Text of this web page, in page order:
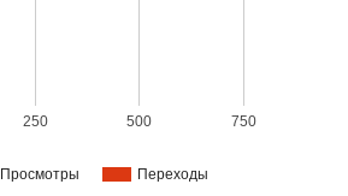
Просмотры Переходы
250 500 750